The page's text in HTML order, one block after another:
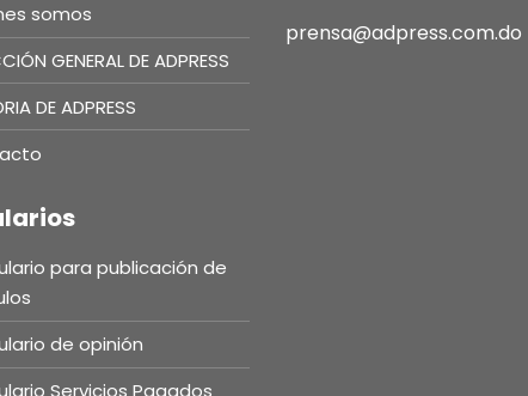
somos
GENERAL DE ADPRESS
DE ADPRESS
para publicación de
de opinión
Servicios Pagados
prensa@adpress.com.do